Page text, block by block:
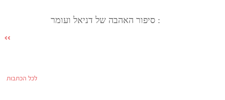
: סיפור האהבה של דניאל ועומר
לכל הכתבות